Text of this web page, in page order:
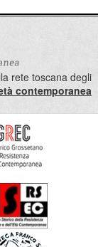
rete toscana degli
contemporanea